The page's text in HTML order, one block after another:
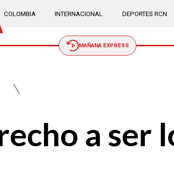
COLOMBIA INTERNACIONAL DEPORTES RCN
MAÑANA EXPRESS
a ser